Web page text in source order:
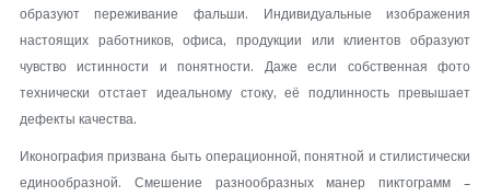
образуют переживание фальши. Индивидуальные изображения
настоящих работников, офиса, продукции или клиентов образуют
чувство истинности и понятности. Даже если собственная фото
технически отстает идеальному стоку, её подлинность превышает
дефекты качества.
Иконография призвана быть операционной, понятной и стилистически
единообразной. Смешение разнообразных манер пиктограмм –